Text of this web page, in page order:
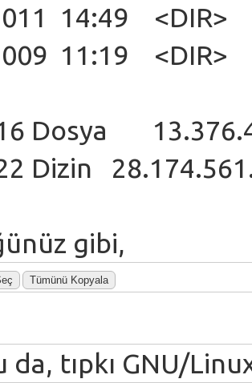
14:49
11:19
gibi,
Tümünü Kopyala
tıpkı GNU/